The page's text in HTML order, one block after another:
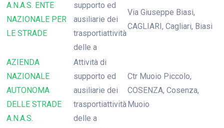
A.N.A.S. ENTE
NAZIONALE PER
LE STRADE
supporto ed
ausiliarie dei
trasportiattività
delle a
Via Giuseppe Biasi,
CAGLIARI, Cagliari, Biasi
AZIENDA
NAZIONALE
AUTONOMA
DELLE STRADE
A.N.A.S.
Attività di
supporto ed
ausiliarie dei
trasportiattività
delle a
Ctr Muoio Piccolo,
COSENZA, Cosenza,
Muoio